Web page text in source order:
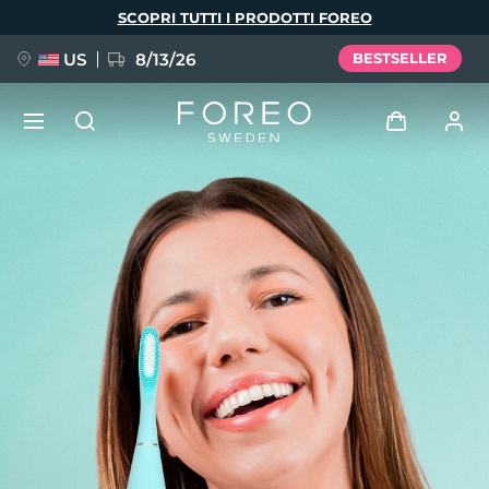
SCOPRI TUTTI I PRODOTTI FOREO
US 8/13/26 BESTSELLER
Profilo utente
I miei dispositivi
I miei ordini
I miei indirizzi
I miei abbonamenti
FAQ™ Pure Beauty-Tech Elixir
BREAKING NEWS
issa™ Teeth Whitening Set
Deutsch
Español
Français
Italiano
Português
Svenska
Русский
简体中文 繁體中文